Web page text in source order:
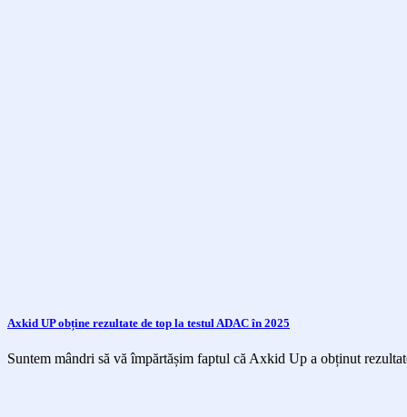
Axkid UP obține rezultate de top la testul ADAC în 2025
Suntem mândri să vă împărtășim faptul că Axkid Up a obținut